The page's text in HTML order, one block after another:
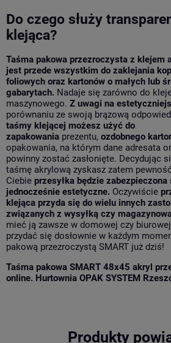
Do czego służy
klejąca?
Taśma pakowa przezroczysta z klejem
jest przede wszystkim do zaklejania
foliowych oraz kartonów o małych lub
gabarytach. Nadaje się zarówno do
maszynowego. Z uwagi na
porównaniu ze swoją brązową
taśmy klejącej możesz użyć do
zapakowania prezentu, ozdobnego
opakowania, na którym dane adresata
powinny zostać zasłonięte. Decydując
taśmę akrylową zyskasz zatem
Ciebie przesyłka będzie zabezpieczona
jednocześnie estetyczne. Oczywiście
klejąca przyda się do wielu innych
związanych z wysyłką czy
mieć ją zawsze w domowej czy
przydać się dosłownie w każdym
pakową przezroczystą SMART już dziś!
Taśma pakowa SMART 48x45 akryl
online. Hurtownia OPAK SYSTEM
Produkty